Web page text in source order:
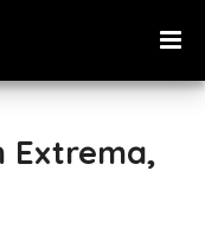
Extrema,